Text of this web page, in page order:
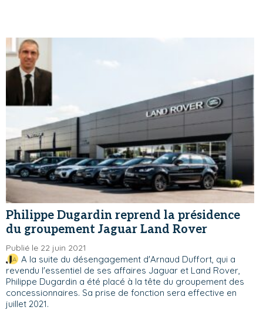
Philippe Dugardin reprend la présidence
du groupement Jaguar Land Rover
Publié le 22 juin 2021
A la suite du désengagement d'Arnaud Duffort, qui a
revendu l'essentiel de ses affaires Jaguar et Land Rover,
Philippe Dugardin a été placé à la tête du groupement des
concessionnaires. Sa prise de fonction sera effective en
juillet 2021.